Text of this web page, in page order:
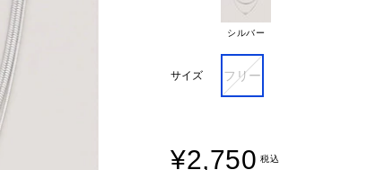
シルバー
サイズ フリー
¥2,750 税込